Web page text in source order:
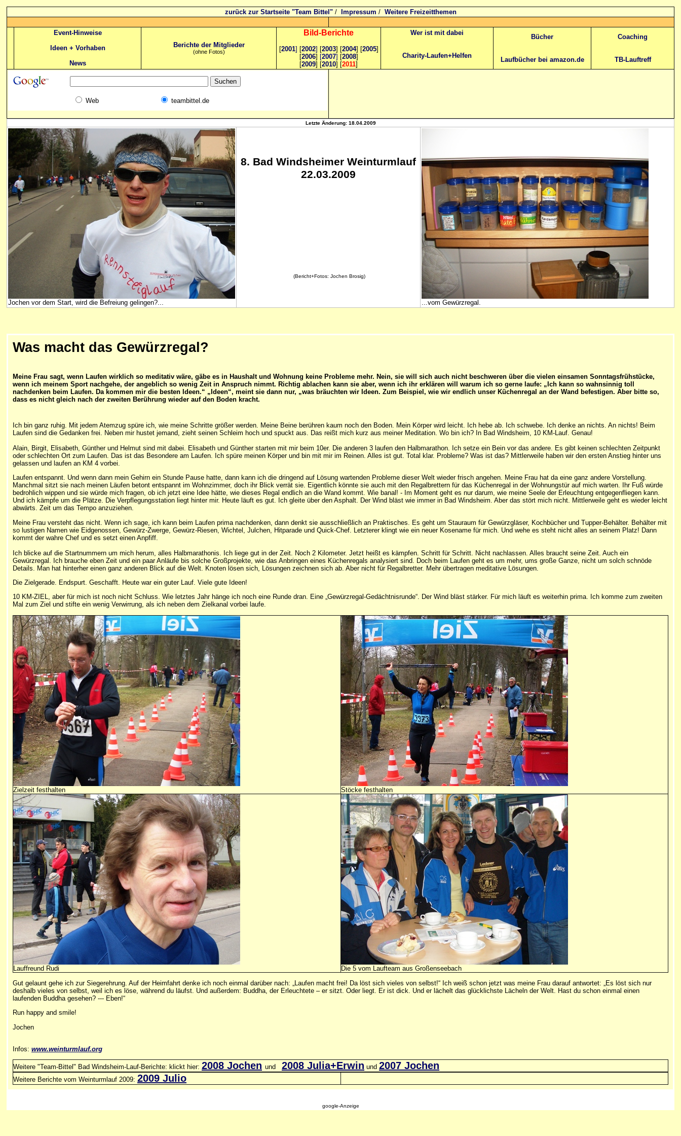
zurück zur Startseite "Team Bittel"/ Impressum / Weitere Freizeitthemen
Event-Hinweise
Ideen + Vorhaben
News
Berichte der Mitglieder
(ohne Fotos)
Bild-Berichte
[2001] [2002] [2003] [2004] [2005]
[2006] [2007] [2008]
[2009] [2010] [2011]
Wer ist mit dabei
Charity-Laufen+Helfen
Bücher
Laufbücher bei amazon.de
Coaching
TB-Lauftreff
Web teambittel.de
Letzte Änderung: 18.04.2009
Jochen vor dem Start, wird die Befreiung gelingen?...
8. Bad Windsheimer Weinturmlauf
22.03.2009
(Bericht+Fotos: Jochen Brosig)
...vom Gewürzregal.
Was macht das Gewürzregal?
Meine Frau sagt, wenn Laufen wirklich so meditativ wäre, gäbe es in Haushalt und Wohnung keine Probleme mehr. Nein, sie will sich auch nicht beschweren über die vielen einsamen Sonntagsfrühstücke,
wenn ich meinem Sport nachgehe, der angeblich so wenig Zeit in Anspruch nimmt. Richtig ablachen kann sie aber, wenn ich ihr erklären will warum ich so gerne laufe: „Ich kann so wahnsinnig toll
nachdenken beim Laufen. Da kommen mir die besten Ideen.“ „Ideen“, meint sie dann nur, „was bräuchten wir Ideen. Zum Beispiel, wie wir endlich unser Küchenregal an der Wand befestigen. Aber bitte so,
dass es nicht gleich nach der zweiten Berührung wieder auf den Boden kracht.
Ich bin ganz ruhig. Mit jedem Atemzug spüre ich, wie meine Schritte größer werden. Meine Beine berühren kaum noch den Boden. Mein Körper wird leicht. Ich hebe ab. Ich schwebe. Ich denke an nichts. An nichts! Beim
Laufen sind die Gedanken frei. Neben mir hustet jemand, zieht seinen Schleim hoch und spuckt aus. Das reißt mich kurz aus meiner Meditation. Wo bin ich? In Bad Windsheim, 10 KM-Lauf. Genau!
Alain, Birgit, Elisabeth, Günther und Helmut sind mit dabei. Elisabeth und Günther starten mit mir beim 10er. Die anderen 3 laufen den Halbmarathon. Ich setze ein Bein vor das andere. Es gibt keinen schlechten Zeitpunkt
oder schlechten Ort zum Laufen. Das ist das Besondere am Laufen. Ich spüre meinen Körper und bin mit mir im Reinen. Alles ist gut. Total klar. Probleme? Was ist das? Mittlerweile haben wir den ersten Anstieg hinter uns
gelassen und laufen an KM 4 vorbei.
Laufen entspannt. Und wenn dann mein Gehirn ein Stunde Pause hatte, dann kann ich die dringend auf Lösung wartenden Probleme dieser Welt wieder frisch angehen. Meine Frau hat da eine ganz andere Vorstellung.
Manchmal sitzt sie nach meinen Läufen betont entspannt im Wohnzimmer, doch ihr Blick verrät sie. Eigentlich könnte sie auch mit den Regalbrettern für das Küchenregal in der Wohnungstür auf mich warten. Ihr Fuß würde
bedrohlich wippen und sie würde mich fragen, ob ich jetzt eine Idee hätte, wie dieses Regal endlich an die Wand kommt. Wie banal! - Im Moment geht es nur darum, wie meine Seele der Erleuchtung entgegenfliegen kann.
Und ich kämpfe um die Plätze. Die Verpflegungsstation liegt hinter mir. Heute läuft es gut. Ich gleite über den Asphalt. Der Wind bläst wie immer in Bad Windsheim. Aber das stört mich nicht. Mittlerweile geht es wieder leicht
abwärts. Zeit um das Tempo anzuziehen.
Meine Frau versteht das nicht. Wenn ich sage, ich kann beim Laufen prima nachdenken, dann denkt sie ausschließlich an Praktisches. Es geht um Stauraum für Gewürzgläser, Kochbücher und Tupper-Behälter. Behälter mit
so lustigen Namen wie Eidgenossen, Gewürz-Zwerge, Gewürz-Riesen, Wichtel, Julchen, Hitparade und Quick-Chef. Letzterer klingt wie ein neuer Kosename für mich. Und wehe es steht nicht alles an seinem Platz! Dann
kommt der wahre Chef und es setzt einen Anpfiff.
Ich blicke auf die Startnummern um mich herum, alles Halbmarathonis. Ich liege gut in der Zeit. Noch 2 Kilometer. Jetzt heißt es kämpfen. Schritt für Schritt. Nicht nachlassen. Alles braucht seine Zeit. Auch ein
Gewürzregal. Ich brauche eben Zeit und ein paar Anläufe bis solche Großprojekte, wie das Anbringen eines Küchenregals analysiert sind. Doch beim Laufen geht es um mehr, ums große Ganze, nicht um solch schnöde
Details. Man hat hinterher einen ganz anderen Blick auf die Welt. Knoten lösen sich, Lösungen zeichnen sich ab. Aber nicht für Regalbretter. Mehr übertragen meditative Lösungen.
Die Zielgerade. Endspurt. Geschafft. Heute war ein guter Lauf. Viele gute Ideen!
10 KM-ZIEL, aber für mich ist noch nicht Schluss. Wie letztes Jahr hänge ich noch eine Runde dran. Eine „Gewürzregal-Gedächtnisrunde“. Der Wind bläst stärker. Für mich läuft es weiterhin prima. Ich komme zum zweiten
Mal zum Ziel und stifte ein wenig Verwirrung, als ich neben dem Zielkanal vorbei laufe.
Zielzeit festhalten Stöcke festhalten
Lauffreund Rudi
Die 5 vom Laufteam aus Großenseebach
Gut gelaunt gehe ich zur Siegerehrung. Auf der Heimfahrt denke ich noch einmal darüber nach: „Laufen macht frei! Da löst sich vieles von selbst!“ Ich weiß schon jetzt was meine Frau darauf antwortet: „Es löst sich nur
deshalb vieles von selbst, weil ich es löse, während du läufst. Und außerdem: Buddha, der Erleuchtete – er sitzt. Oder liegt. Er ist dick. Und er lächelt das glücklichste Lächeln der Welt. Hast du schon einmal einen
laufenden Buddha gesehen? --- Eben!“
Run happy and smile!
Jochen
Infos: www.weinturmlauf.org
Weitere "Team-Bittel" Bad Windsheim-Lauf-Berichte: klickt hier: 2008 Jochen und 2008 Julia+Erwin und 2007 Jochen
Weitere Berichte vom Weinturmlauf 2009: 2009 Julio
google-Anzeige